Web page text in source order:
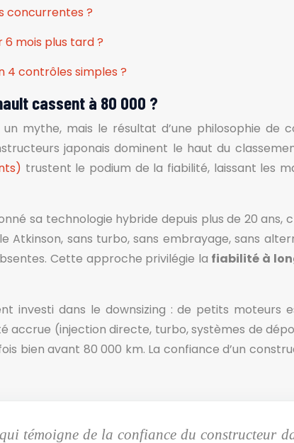
concurrentes ?
mois plus tard ?
4 contrôles simples ?
cassent à 80 000 ?
mythe, mais le résultat d’une philosophie de
japonais dominent le haut du
trustent le podium de la fiabilité, laissant les
sa technologie hybride depuis plus de 20 ans,
sans turbo, sans embrayage, sans
Cette approche privilégie la fiabilité à
investi dans le downsizing : de petits moteurs
accrue (injection directe, turbo, systèmes de
bien avant 80 000 km. La confiance d’un
témoigne de la confiance du constructeur